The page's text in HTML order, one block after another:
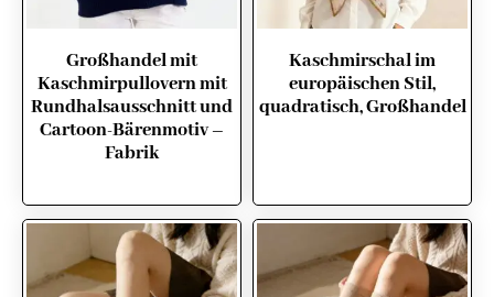
Großhandel mit
Kaschmirpullovern mit
Rundhalsausschnitt und
Cartoon-Bärenmotiv –
Fabrik
Kaschmirschal im
europäischen Stil,
quadratisch, Großhandel